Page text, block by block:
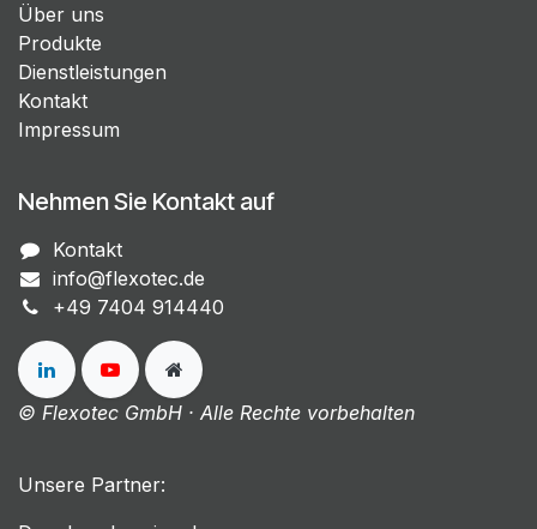
Über uns
Produkte
Dienstleistungen
Kontakt
Impressum
Nehmen Sie Kontakt auf
Kontakt
info@flexotec.de
+49 7404 914440
© Flexotec GmbH · Alle Rechte vorbehalten
Unsere Partner: